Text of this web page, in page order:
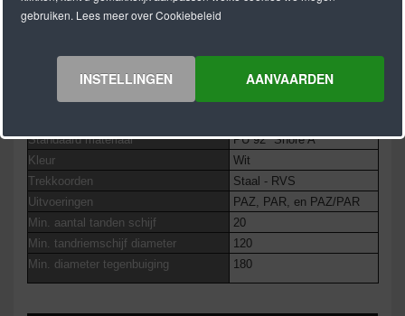
V = Eindloos gelast
Standaard lengte
50 & 100 m rol
Lengtes > 100 m
Standaard materiaal
PU 92° Shore A
Kleur
Wit
Trekkoorden
Staal - RVS
Uitvoeringen
PAZ, PAR, en PAZ/PAR
Min. aantal tanden schijf
20
Min. tandriemschijf diameter
120
Min. diameter tegenbuiging
180
gebruiken. Lees meer over Cookiebeleid
AANVAARDEN
INSTELLINGEN